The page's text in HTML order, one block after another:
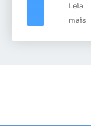
Leia
mais